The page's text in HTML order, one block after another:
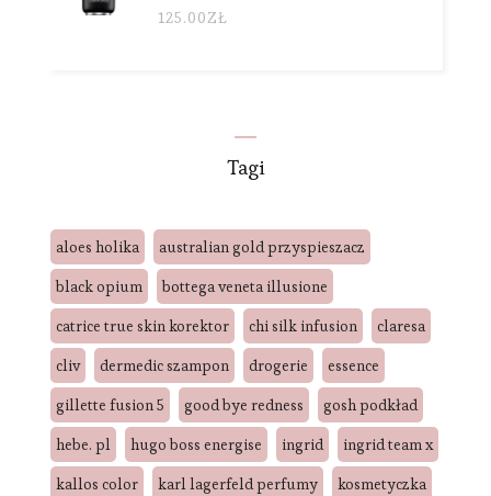
125.00ZŁ
Tagi
aloes holika
australian gold przyspieszacz
black opium
bottega veneta illusione
catrice true skin korektor
chi silk infusion
claresa
cliv
dermedic szampon drogerie
essence
gillette fusion 5
good bye redness
gosh podkład
hebe. pl
hugo boss energise ingrid
ingrid team x
kallos color
karl lagerfeld perfumy
kosmetyczka